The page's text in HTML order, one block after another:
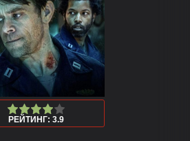
4
5
РЕЙТИНГ: 3.9